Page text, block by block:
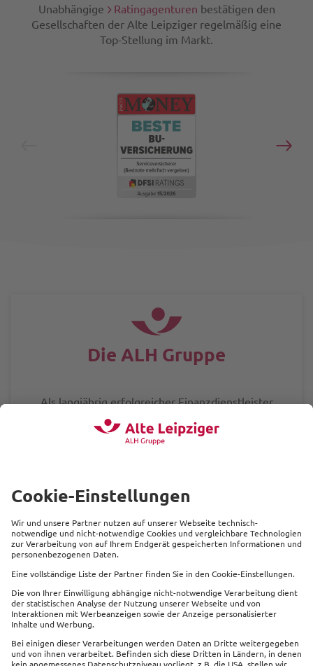
Unabhängige Ratingagenturen bestätigen den
Gesellschaften der Alte Leipziger regelmäßig eine
Top-Stellung im Markt.
Die ALH Gruppe
Als langjährig erfolgreicher Finanzdienstleister
unseren Kunden
die Themen Versicherungen und Finanzen
Zur Hallesche
Beliebte Produkte
Service
Kontakt
Links